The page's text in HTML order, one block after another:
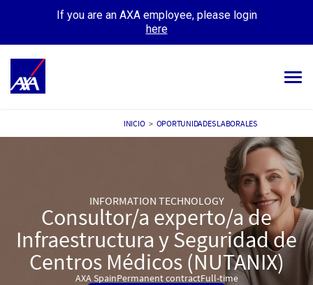
If you are an AXA employee, please login
here
CONOCE A NUESTRA GENTE
MIS APLICACIONES MI PERFIL
INICIO > OPORTUNIDADES LABORALES
INFORMATION TECHNOLOGY
Consultor/a experto/a de
Infraestructura y Seguridad de
Centros Médicos (NUTANIX)
AXA SpainPermanent contractFull-time